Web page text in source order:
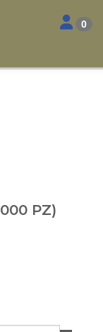
Toggle
0
PZ)